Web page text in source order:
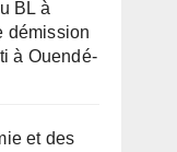
BL à
démission
à Ouendé-
et des